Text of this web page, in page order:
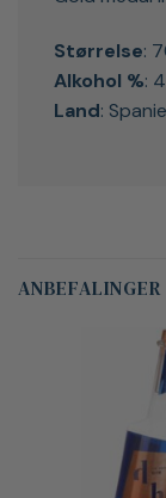
Størrelse:
Alkohol %:
Land: